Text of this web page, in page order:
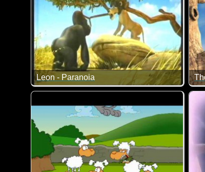
Leon - Paranoia
Netter Zeichentrick: Man sollte es nicht